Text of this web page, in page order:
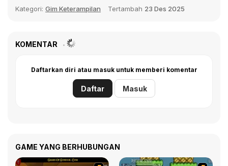
Kategori: Gim Keterampilan Tertambah 23 Des 2025
KOMENTAR
Daftarkan diri atau masuk untuk memberi komentar
Daftar Masuk
GAME YANG BERHUBUNGAN